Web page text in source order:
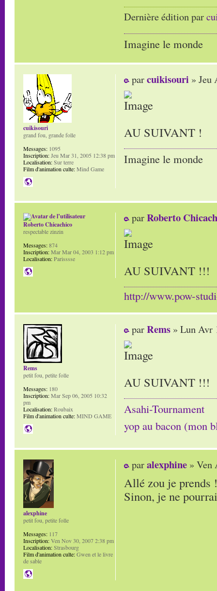
Dernière édition par
Imagine le monde
parcuikisouri » Jeu
AU SUIVANT !
Imagine le monde
cuikisouri
grand fou, grande folle
Messages: 1095
Inscription:Jeu Mar 31, 2005 12:38 pm
Localisation:Sur terre
Film d'animation culte:Mind Game
parRoberto
AU SUIVANT !!!
http://www.pow-
Roberto Chicachico
respectable zinzin
Messages:874
Inscription:Mar Mar 04, 2003 1:12 pm
Localisation:Parisssse
parRems » Lun Avr
AU SUIVANT !!!
Asahi-Tournament
yop au bacon (mon
Rems
petit fou, petite folle
Messages: 180
Inscription:Mar Sep 06, 2005 10:32
pm
Localisation:Roubaix
Film d'animation culte:MIND GAME
paralexphine » Ven
Allé zou je prends
Sinon, je ne
alexphine
petit fou, petite folle
Messages: 117
Inscription:Ven Nov 30, 2007 2:38 pm
Localisation:Strasbourg
Film d'animation culte:Gwen et le livre
de sable